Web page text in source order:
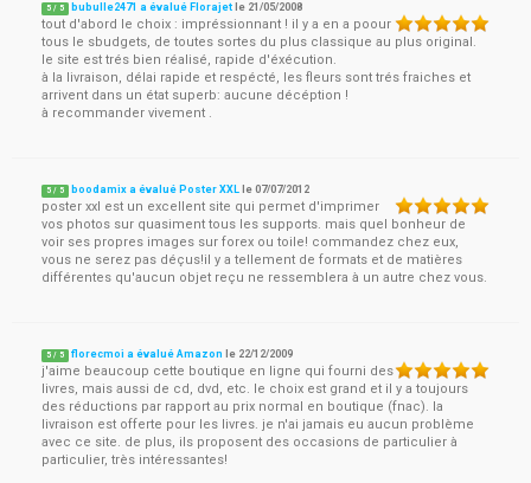
5 / 5 bubulle2471 a évalué Florajet le 21/05/2008
tout d'abord le choix : impréssionnant ! il y a en a poour
tous le sbudgets, de toutes sortes du plus classique au plus original.
le site est trés bien réalisé, rapide d'éxécution.
à la livraison, délai rapide et respécté, les fleurs sont trés fraiches et
arrivent dans un état superb: aucune décéption !
à recommander vivement .
5 / 5 boodamix a évalué Poster XXL le07/07/2012
poster xxl est un excellent site qui permet d'imprimer
vos photos sur quasiment tous les supports. mais quel bonheur de
voir ses propres images sur forex ou toile! commandez chez eux,
vous ne serez pas déçus!il y a tellement de formats et de matières
différentes qu'aucun objet reçu ne ressemblera à un autre chez vous.
5 / 5 florecmoi a évalué Amazon le 22/12/2009
j'aime beaucoup cette boutique en ligne qui fourni des
livres, mais aussi de cd, dvd, etc. le choix est grand et il y a toujours
des réductions par rapport au prix normal en boutique (fnac). la
livraison est offerte pour les livres. je n'ai jamais eu aucun problème
avec ce site. de plus, ils proposent des occasions de particulier à
particulier, très intéressantes!